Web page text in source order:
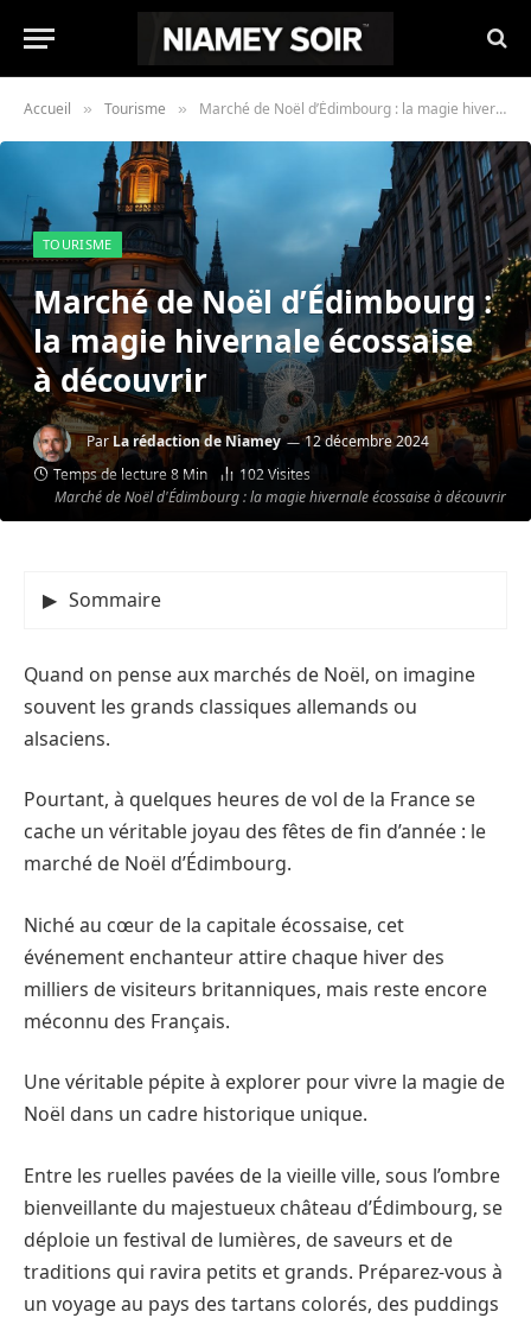
Accueil » Tourisme » Marché de Noël d’Édimbourg : la magie hivernale écossaise à découvrir
Marché de Noël d'Édimbourg : la magie hivernale écossaise à découvrir
TOURISME
Marché de Noël d’Édimbourg :
la magie hivernale écossaise
à découvrir
Par La rédaction de Niamey
12 décembre 2024
Temps de lecture 8 Min
102Visites
Sommaire
Quand on pense aux marchés de Noël, on imagine
souvent les grands classiques allemands ou
alsaciens.
Pourtant, à quelques heures de vol de la France se
cache un véritable joyau des fêtes de fin d’année : le
marché de Noël d’Édimbourg.
Niché au cœur de la capitale écossaise, cet
événement enchanteur attire chaque hiver des
milliers de visiteurs britanniques, mais reste encore
méconnu des Français.
Une véritable pépite à explorer pour vivre la magie de
Noël dans un cadre historique unique.
Entre les ruelles pavées de la vieille ville, sous l’ombre
bienveillante du majestueux château d’Édimbourg, se
déploie un festival de lumières, de saveurs et de
traditions qui ravira petits et grands. Préparez-vous à
un voyage au pays des tartans colorés, des puddings